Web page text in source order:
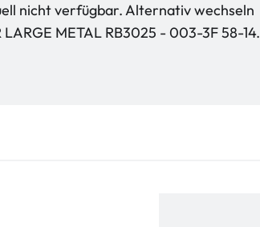
nicht verfügbar. Alternativ wechseln
METAL RB3025 - 003-3F 58-14.